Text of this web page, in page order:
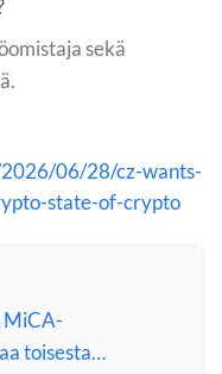
sekä
06/28/cz-wants-
state-of-crypto
MiCA-
toisesta…